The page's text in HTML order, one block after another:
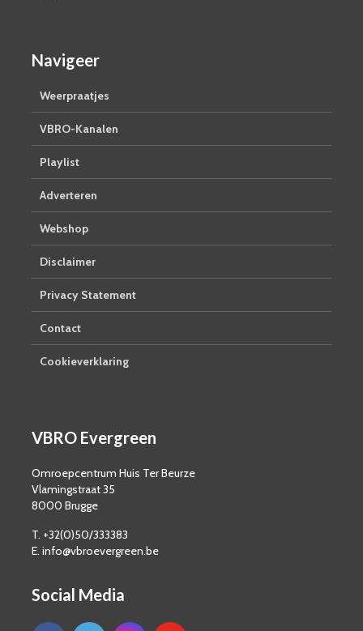
Navigeer
Weerpraatjes
VBRO-Kanalen
Playlist
Adverteren
Webshop
Disclaimer
Privacy Statement
Contact
Cookieverklaring
VBRO Evergreen
Omroepcentrum Huis Ter Beurze
Vlamingstraat 35
8000 Brugge
T. +32(0)50/333383
E. info@vbroevergreen.be
Social Media